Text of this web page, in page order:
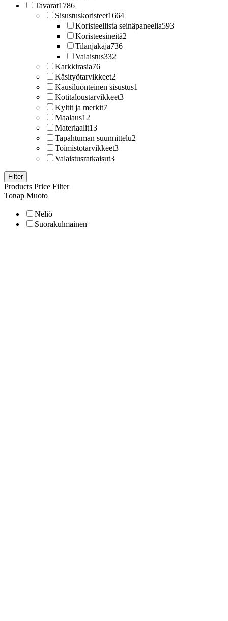
Tavarat1786
Sisustuskoristeet1664
Koristeellista seinäpaneelia593
Koristeesineitä2
Tilanjakaja736
Valaistus332
Karkkirasia76
Käsityötarvikkeet2
Kausiluonteinen sisustus1
Kotitaloustarvikkeet3
Kyltit ja merkit7
Maalaus12
Materiaalit13
Tapahtuman suunnittelu2
Toimistotarvikkeet3
Valaistusratkaisut3
Filter
Products Price Filter
Товар Muoto
Neliö
Suorakulmainen